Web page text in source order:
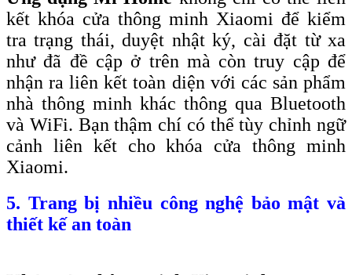
kết khóa cửa thông minh Xiaomi để kiểm
tra trạng thái, duyệt nhật ký, cài đặt từ xa
như đã đề cập ở trên mà còn truy cập để
nhận ra liên kết toàn diện với các sản phẩm
nhà thông minh khác thông qua Bluetooth
và WiFi. Bạn thậm chí có thể tùy chỉnh ngữ
cảnh liên kết cho khóa cửa thông minh
Xiaomi.
5. Trang bị nhiều công nghệ bảo mật và
thiết kế an toàn